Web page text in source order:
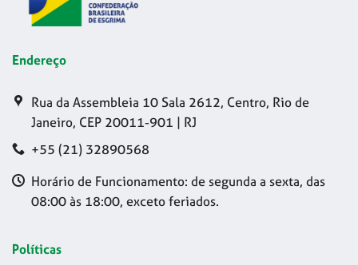
Endereço
Rua da Assembleia 10 Sala 2612, Centro, Rio de
Janeiro, CEP 20011-901 | RJ
+55 (21) 32890568
Horário de Funcionamento: de segunda a sexta, das
08:00 às 18:00, exceto feriados.
Políticas